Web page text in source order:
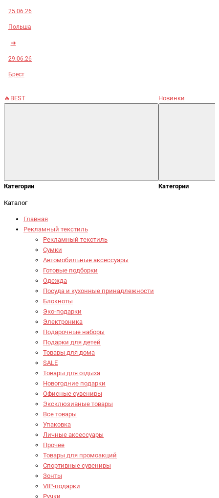
25.06.26
Польша
➜
29.06.26
Брест
🔥BEST
Категории
Новинки
Категории
Каталог
Главная
Рекламный текстиль
Рекламный текстиль
Сумки
Автомобильные аксессуары
Готовые подборки
Одежда
Посуда и кухонные принадлежности
Блокноты
Эко-подарки
Электроника
Подарочные наборы
Подарки для детей
Товары для дома
SALE
Товары для отдыха
Новогодние подарки
Офисные сувениры
Эксклюзивные товары
Все товары
Упаковка
Личные аксессуары
Прочее
Товары для промоакций
Спортивные сувениры
Зонты
VIP-подарки
Ручки